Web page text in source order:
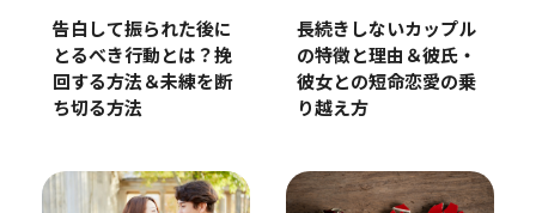
告白して振られた後に
とるべき行動とは？挽
回する方法＆未練を断
ち切る方法
長続きしないカップル
の特徴と理由＆彼氏・
彼女との短命恋愛の乗
り越え方